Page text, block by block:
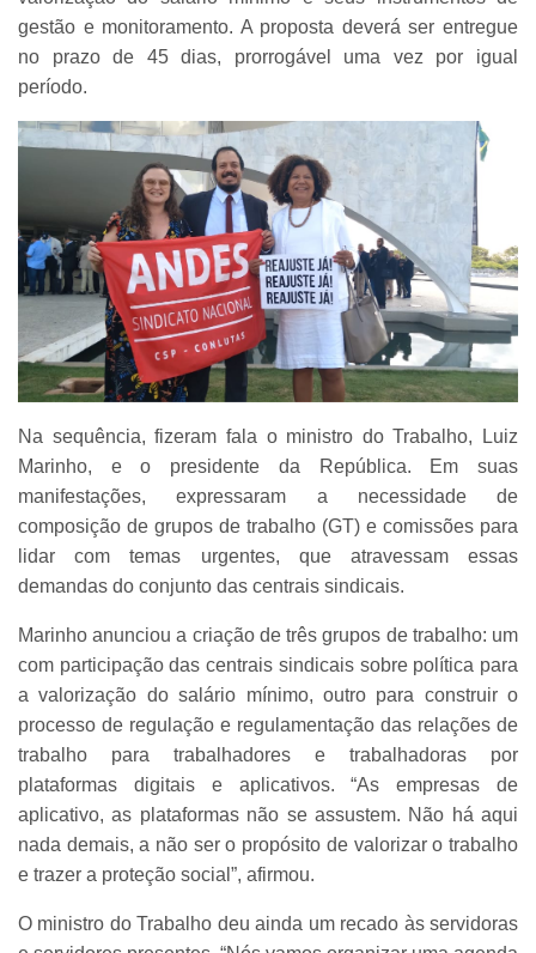
gestão e monitoramento. A proposta deverá ser entregue
no prazo de 45 dias, prorrogável uma vez por igual
período.
Na sequência, fizeram fala o ministro do Trabalho, Luiz
Marinho, e o presidente da República. Em suas
manifestações, expressaram a necessidade de
composição de grupos de trabalho (GT) e comissões para
lidar com temas urgentes, que atravessam essas
demandas do conjunto das centrais sindicais.
Marinho anunciou a criação de três grupos de trabalho: um
com participação das centrais sindicais sobre política para
a valorização do salário mínimo, outro para construir o
processo de regulação e regulamentação das relações de
trabalho para trabalhadores e trabalhadoras por
plataformas digitais e aplicativos. “As empresas de
aplicativo, as plataformas não se assustem. Não há aqui
nada demais, a não ser o propósito de valorizar o trabalho
e trazer a proteção social”, afirmou.
O ministro do Trabalho deu ainda um recado às servidoras